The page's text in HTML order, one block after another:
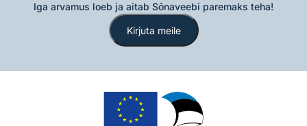
Iga arvamus loeb ja aitab Sõnaveebi paremaks teha!
Kirjuta meile